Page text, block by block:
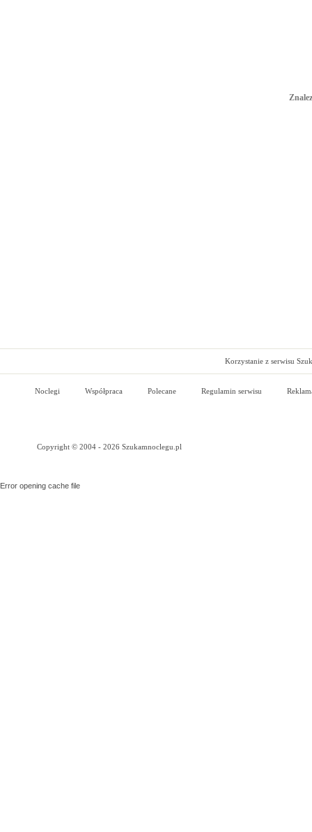
Korzystanie z serwisu
Noclegi Współpraca Polecane Regulamin serwisu
Copyright © 2004 - 2026 Szukamnoclegu.pl
Error opening cache file